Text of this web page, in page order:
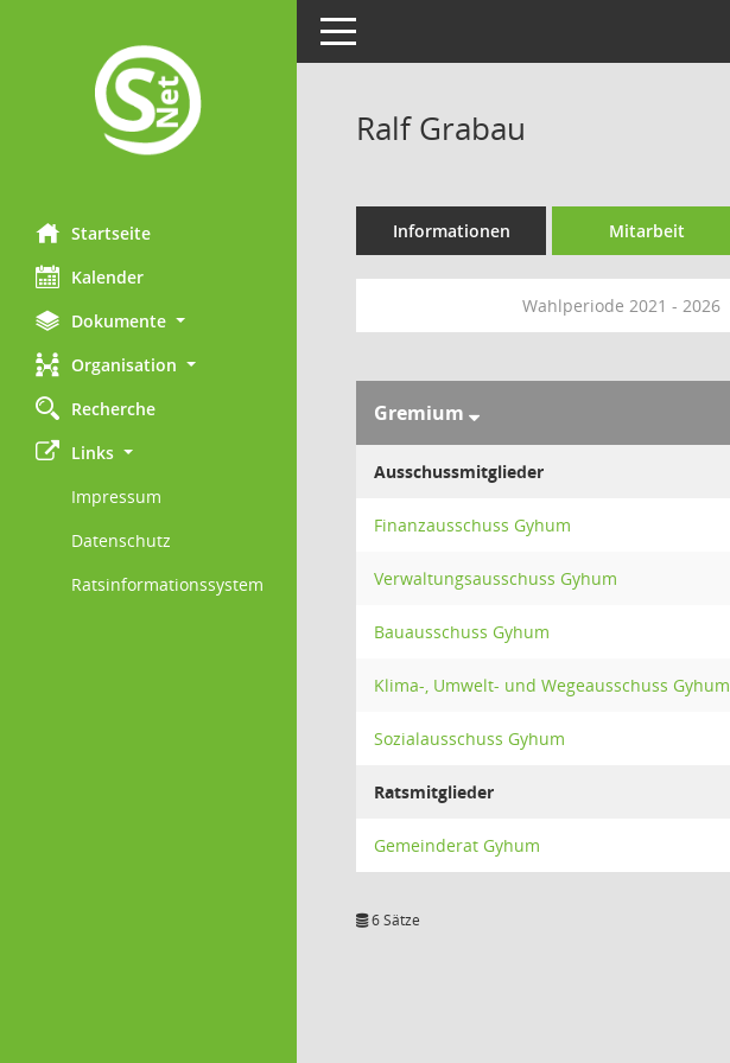
Startseite
Kalender
Dokumente
Organisation
Recherche
Links
Impressum
Datenschutz
Ratsinformationssystem
Toggle navigation
Ralf Grabau
Informationen Mitarbeit
Wahlperiode 2021 - 2026
Gremium
Ausschussmitglieder
Finanzausschuss Gyhum
Verwaltungsausschuss Gyhum
Bauausschuss Gyhum
Klima-, Umwelt- und Wegeausschuss Gyhum
Sozialausschuss Gyhum
Ratsmitglieder
Gemeinderat Gyhum
6 Sätze